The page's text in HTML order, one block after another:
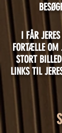
I FÅR
FORTÆLLE OM
STORT
LINKS TIL